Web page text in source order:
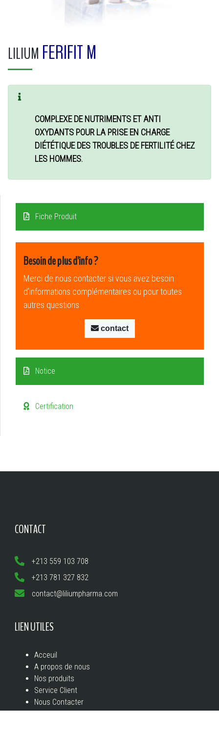
LILIUM FERIFIT M
COMPLEXE DE NUTRIMENTS ET ANTI
OXYDANTS POUR LA PRISE EN CHARGE
DIÉTÉTIQUE DES TROUBLES DE FERTILITÉ CHEZ
LES HOMMES.
Fiche Produit
Besoin de plus d'info ?
Merci de nous contacter si vous avez besoin
d’informations complémentaires ou pour toutes
autres questions
contact
Notice
Certification
CONTACT
+213 559 103 708
+213 781 327 832
contact@liliumpharma.com
LIEN UTILES
Acceuil
A propos de nous
Nos produits
Service Client
Nous Contacter